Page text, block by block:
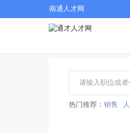
南通人才网
热门推荐： 销售